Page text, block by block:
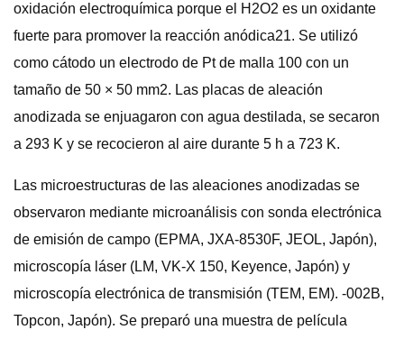
oxidación electroquímica porque el H2O2 es un oxidante
fuerte para promover la reacción anódica21. Se utilizó
como cátodo un electrodo de Pt de malla 100 con un
tamaño de 50 × 50 mm2. Las placas de aleación
anodizada se enjuagaron con agua destilada, se secaron
a 293 K y se recocieron al aire durante 5 h a 723 K.
Las microestructuras de las aleaciones anodizadas se
observaron mediante microanálisis con sonda electrónica
de emisión de campo (EPMA, JXA-8530F, JEOL, Japón),
microscopía láser (LM, VK-X 150, Keyence, Japón) y
microscopía electrónica de transmisión (TEM, EM). -002B,
Topcon, Japón). Se preparó una muestra de película